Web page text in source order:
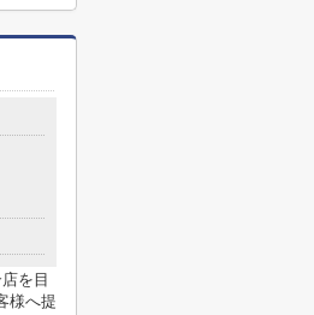
を目
様へ提